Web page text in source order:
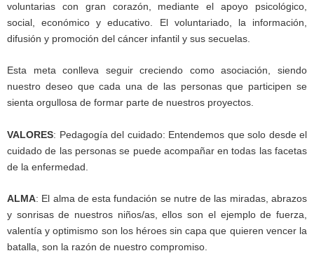
voluntarias con gran corazón, mediante el apoyo psicológico,
social, económico y educativo. El voluntariado, la información,
difusión y promoción del cáncer infantil y sus secuelas.
Esta meta conlleva seguir creciendo como asociación, siendo
nuestro deseo que cada una de las personas que participen se
sienta orgullosa de formar parte de nuestros proyectos.
VALORES: Pedagogía del cuidado: Entendemos que solo desde el
cuidado de las personas se puede acompañar en todas las facetas
de la enfermedad.
ALMA: El alma de esta fundación se nutre de las miradas, abrazos
y sonrisas de nuestros niños/as, ellos son el ejemplo de fuerza,
valentía y optimismo son los héroes sin capa que quieren vencer la
batalla, son la razón de nuestro compromiso.